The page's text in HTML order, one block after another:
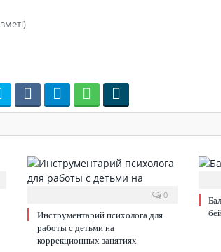
0
Инструментарий психолога для
работы с детьми на
коррекционных занятиях